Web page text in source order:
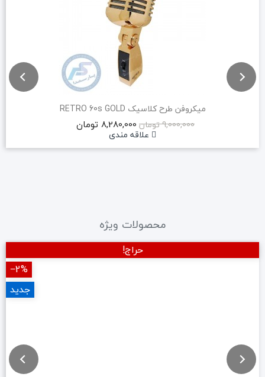
میکروفن طرح کلاسیک RETRO 60s GOLD
9,000,000 تومان
8,280,000 تومان
علاقه مندی
محصولات ویژه
حراج!
‎−2%
جدید